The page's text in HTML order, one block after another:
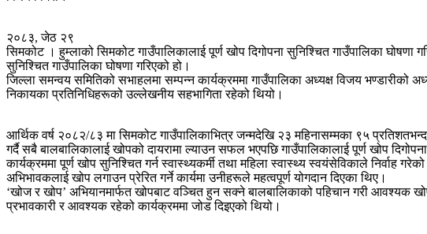
२०८३, जेठ २९
सिमकोट । हुम्लाको सिमकोट गाउँपालिकालाई पूर्ण खोप दिगोपना सुनिश्चित गाउँपालिका
सुनिश्चित गाउँपालिका घोषणा गरिएको हो।
जिल्ला समन्वय समितिको सभाहलमा सम्पन्न कार्यक्रममा गाउँपालिका अध्यक्ष विजय भण्डारीको
निकायका प्रतिनिधिहरूको उल्लेखनीय सहभागिता रहेको थियो।
आर्थिक वर्ष २०८२/८३ मा सिमकोट गाउँपालिकाभित्र जन्मदेखि २३ महिनासम्मका ९५
गर्दै सबै बालबालिकालाई खोपको दायरामा ल्याउन सफल भएपछि गाउँपालिकालाई पूर्ण खोप
कार्यक्रममा पूर्ण खोप सुनिश्चित गर्न स्वास्थ्यकर्मी तथा महिला स्वास्थ्य स्वयंसेविकाले निर्वाह
अभिभावकलाई खोप लगाउन प्रेरित गर्ने कार्यमा उनीहरूले महत्वपूर्ण योगदान दिएका थिए।
‘खोज र खोप’ अभियानमार्फत खोपबाट वञ्चित हुन सक्ने बालबालिकाको पहिचान गरी आवश्यक
प्रभावकारी र आवश्यक रहेको कार्यक्रममा जोड दिइएको थियो।